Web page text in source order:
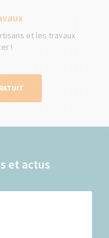
et les travaux
!
et actus